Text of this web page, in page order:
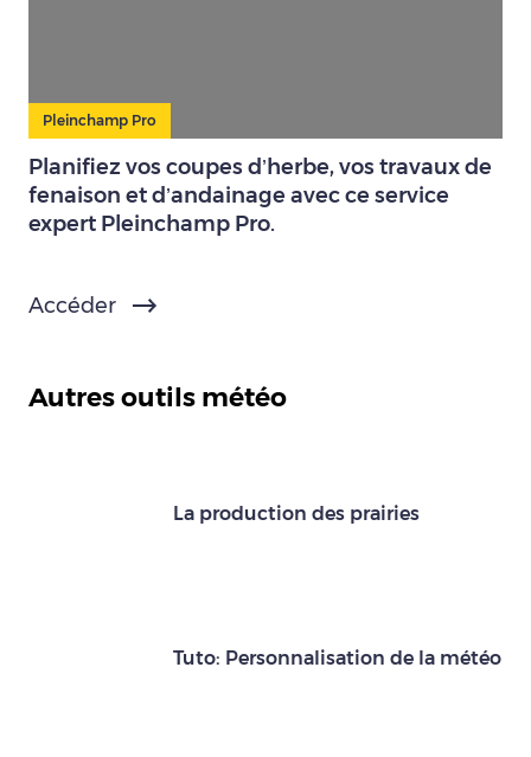
Pleinchamp Pro
Planifiez vos coupes d’herbe, vos travaux de
fenaison et d’andainage avec ce service
expert Pleinchamp Pro.
Accéder
Autres outils météo
La production des prairies
Tuto: Personnalisation de la météo